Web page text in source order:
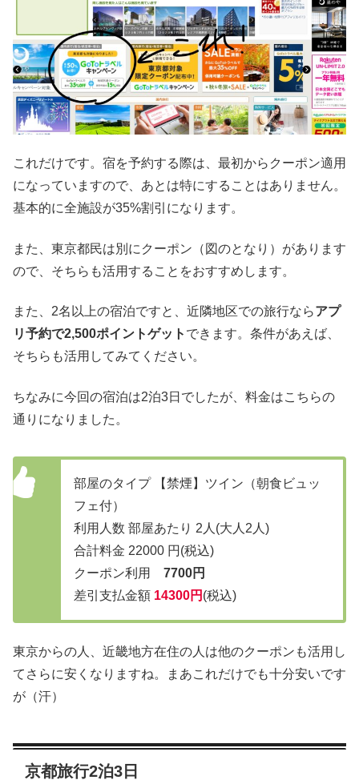
これだけです。宿を予約する際は、最初からクーポン適用
になっていますので、あとは特にすることはありません。
基本的に全施設が35%割引になります。
また、東京都民は別にクーポン（図のとなり）があります
ので、そちらも活用することをおすすめします。
また、2名以上の宿泊ですと、近隣地区での旅行ならアプ
リ予約で2,500ポイントゲット できます。条件があえば、
そちらも活用してみてください。
ちなみに今回の宿泊は2泊3日でしたが、料金はこちらの
通りになりました。
部屋のタイプ 【禁煙】ツイン（朝食ビュッ
フェ付）
利用人数 部屋あたり 2人(大人2人)
合計料金 22000 円(税込)
クーポン利用 7700円
差引支払金額 14300円 (税込)
東京からの人、近畿地方在住の人は他のクーポンも活用し
てさらに安くなりますね。まあこれだけでも十分安いです
が（汗）
京都旅行2泊3日